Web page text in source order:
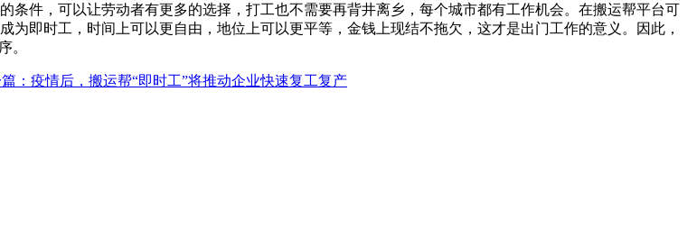
件，可以让劳动者有更多的选择，打工也不需要再背井离乡，每个城市都有工作机会。在搬运帮平台可
即时工，时间上可以更自由，地位上可以更平等，金钱上现结不拖欠，这才是出门工作的意义。因此，
。
：疫情后，搬运帮“即时工”将推动企业快速复工复产